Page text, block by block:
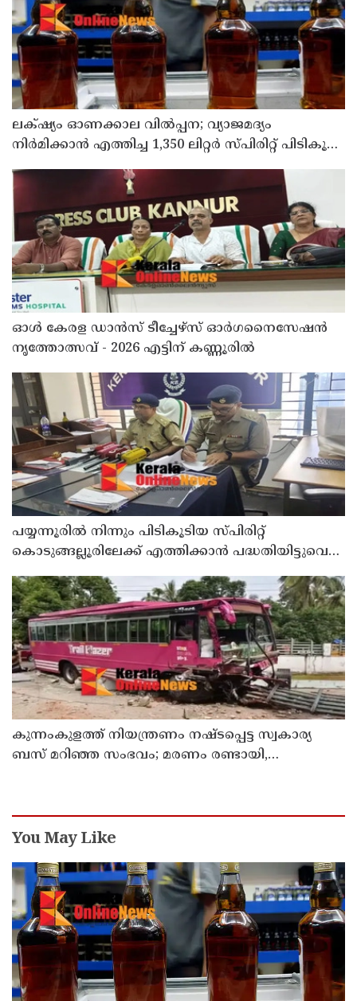
ലക്‌ഷ്യം ഓണക്കാല വിൽപ്പന; വ്യാജമദ്യം
നിർമിക്കാൻ എത്തിച്ച 1,350 ലിറ്റർ സ്പിരിറ്റ് പിടികൂടി;
ഓൾ കേരള ഡാൻസ് ടീച്ചേഴ്സ് ഓർഗനൈസേഷൻ
നൃത്തോത്സവ് - 2026 എട്ടിന് കണ്ണൂരിൽ
പയ്യന്നൂരിൽ നിന്നും പിടികൂടിയ സ്പിരിറ്റ്
കൊടുങ്ങല്ലൂരിലേക്ക് എത്തിക്കാൻ പദ്ധതിയിട്ടുവെന്ന്
കുന്നംകുളത്ത് നിയന്ത്രണം നഷ്ടപ്പെട്ട സ്വകാര്യ
ബസ് മറിഞ്ഞ സംഭവം; മരണം രണ്ടായി,
You May Like